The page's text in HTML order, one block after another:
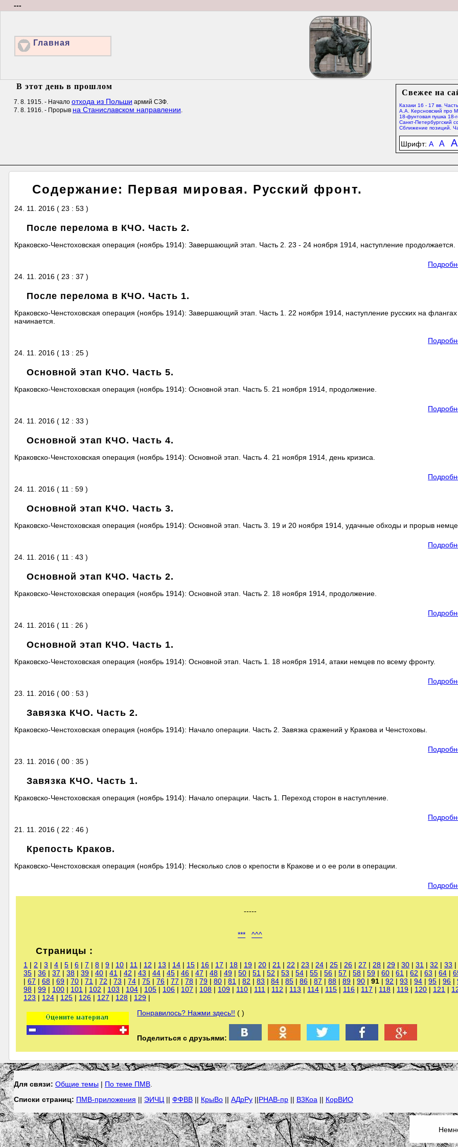
---
Главная
Свежее на
Казаки 16 - 17 вв.
А.А. Керсновский про
18-фунтовая пушка 18-
Санкт-Петербургский
Сближение позиций.
Шрифт:A A A
В этот день в прошлом
7. 8. 1915. - Начало отхода из Польши армий СЗФ.
7. 8. 1916. - Прорыв на Станиславском направлении.
Содержание: Первая мировая. Русский фронт.
24. 11. 2016 ( 23 : 53 )
После перелома в КЧО. Часть 2.
Краковско-Ченстоховская операция (ноябрь 1914): Завершающий этап. Часть 2. 23 - 24 ноября 1914, наступление продолжается.
24. 11. 2016 ( 23 : 37 )
После перелома в КЧО. Часть 1.
Краковско-Ченстоховская операция (ноябрь 1914): Завершающий этап. Часть 1. 22 ноября 1914, наступление русских на флангах
начинается.
24. 11. 2016 ( 13 : 25 )
Основной этап КЧО. Часть 5.
Краковско-Ченстоховская операция (ноябрь 1914): Основной этап. Часть 5. 21 ноября 1914, продолжение.
24. 11. 2016 ( 12 : 33 )
Основной этап КЧО. Часть 4.
Краковско-Ченстоховская операция (ноябрь 1914): Основной этап. Часть 4. 21 ноября 1914, день кризиса.
24. 11. 2016 ( 11 : 59 )
Основной этап КЧО. Часть 3.
Краковско-Ченстоховская операция (ноябрь 1914): Основной этап. Часть 3. 19 и 20 ноября 1914, удачные обходы и прорыв
24. 11. 2016 ( 11 : 43 )
Основной этап КЧО. Часть 2.
Краковско-Ченстоховская операция (ноябрь 1914): Основной этап. Часть 2. 18 ноября 1914, продолжение.
24. 11. 2016 ( 11 : 26 )
Основной этап КЧО. Часть 1.
Краковско-Ченстоховская операция (ноябрь 1914): Основной этап. Часть 1. 18 ноября 1914, атаки немцев по всему фронту.
23. 11. 2016 ( 00 : 53 )
Завязка КЧО. Часть 2.
Краковско-Ченстоховская операция (ноябрь 1914): Начало операции. Часть 2. Завязка сражений у Кракова и Ченстоховы.
23. 11. 2016 ( 00 : 35 )
Завязка КЧО. Часть 1.
Краковско-Ченстоховская операция (ноябрь 1914): Начало операции. Часть 1. Переход сторон в наступление.
21. 11. 2016 ( 22 : 46 )
Крепость Краков.
Краковско-Ченстоховская операция (ноябрь 1914): Несколько слов о крепости в Кракове и о ее роли в операции.
-----
*** ^^^
Страницы :
1 | 2 |3 |4 |5 |6 |7 |8 |9 | 10 | 11 | 12 | 13 | 14 | 15 | 16 | 17 | 18 | 19 | 20 | 21 | 22 | 23 | 24 | 25 | 26 | 27 | 28 | 29 |30 |31 |32 |33
35 |36 |37 |38 |39 |40 |41 |42 |43 |44 |45 |46 |47 |48 |49 |50 |51 |52 |53 |54 |55 |56 |57 |58 |59 |60 |61 |62 |63 |64 |
|67 |68 |69 |70 |71 |72 |73 |74 |75 |76 |77 |78 |79 |80 |81 |82 |83 |84 |85 |86 |87 |88 |89 |90 | 91 |92 |93 |94 |95 |96 |
98 |99 | 100 | 101 | 102 | 103 | 104 | 105 | 106 | 107 | 108 | 109 | 110 | 111 | 112 | 113 | 114 | 115 | 116 | 117 | 118 | 119 | 120 | 121 |
123 | 124 | 125 | 126 | 127 | 128 | 129 |
Понравилось? Нажми здесь!! ( )
Поделиться с друзьями:
Для связи: Общие темы | По теме ПМВ.
Списки страниц: ПМВ-приложения || ЭИЧЦ || ФФВВ|| КрыВо|| АДрРу||РНАВ-пр|| В3Коа || КорВИО